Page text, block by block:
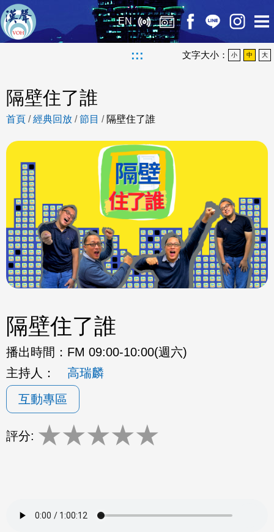
EN
::: 文字大小： 小 中 大
隔壁住了誰
首頁 /經典回放 /節目 / 隔壁住了誰
隔壁住了誰
播出時間： FM 09:00-10:00(週六)
主持人：
高瑞麟
互動專區
評分: ★★★★★